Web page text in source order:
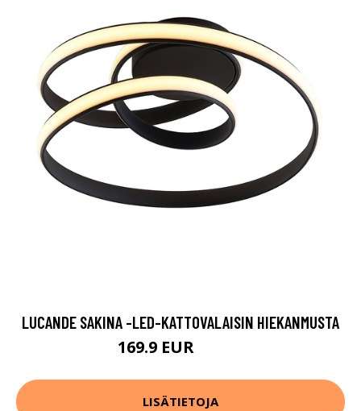
LUCANDE SAKINA -LED-KATTOVALAISIN HIEKANMUSTA
169.9 EUR
LISÄTIETOJA